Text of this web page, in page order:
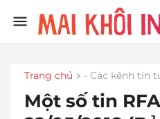
Trang chủ - Các kênh tin
Một số tin